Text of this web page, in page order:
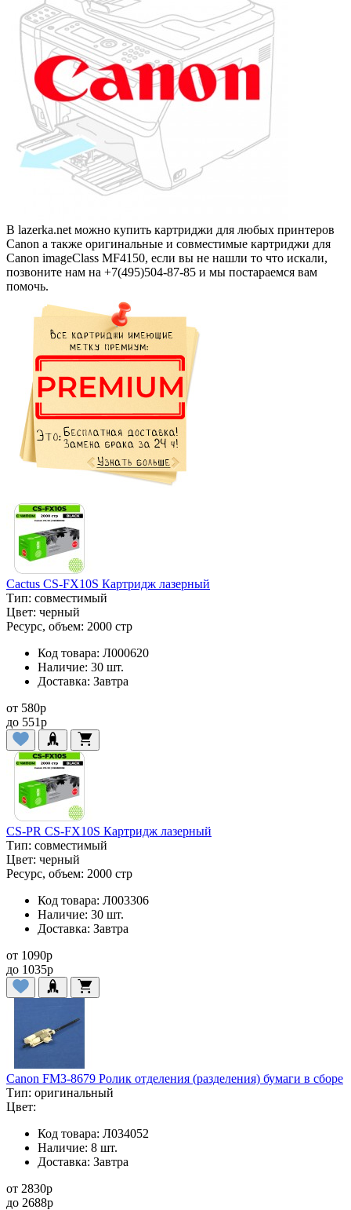
В lazerka.net можно купить картриджи для любых принтеров
Canon а также оригинальные и совместимые картриджи для
Canon imageClass MF4150, если вы не нашли то что искали,
позвоните нам на +7(495)504-87-85 и мы постараемся вам
помочь.
Cactus CS-FX10S Картридж лазерный
Тип: совместимый
Цвет: черный
Ресурс, объем: 2000 стр
Код товара: Л000620
Наличие: 30 шт.
Доставка: Завтра
от 580p
до 551p
CS-PR CS-FX10S Картридж лазерный
Тип: совместимый
Цвет: черный
Ресурс, объем: 2000 стр
Код товара: Л003306
Наличие: 30 шт.
Доставка: Завтра
от 1090p
до 1035p
Canon FM3-8679 Ролик отделения (разделения) бумаги в сборе
Тип: оригинальный
Цвет:
Код товара: Л034052
Наличие: 8 шт.
Доставка: Завтра
от 2830p
до 2688p